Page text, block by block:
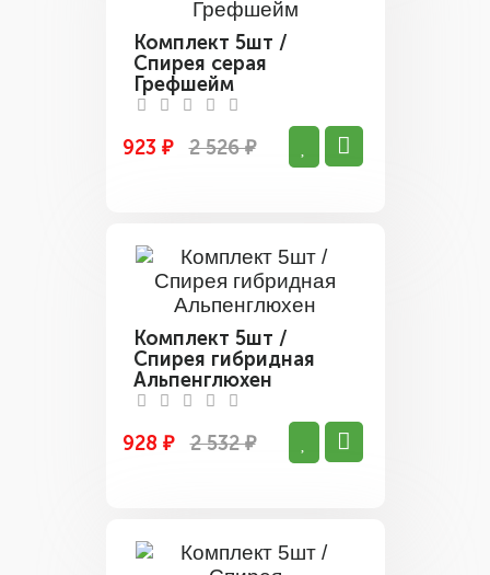
Комплект 5шт /
Спирея серая
Грефшейм
923 ₽ 2 526 ₽
Комплект 5шт /
Спирея гибридная
Альпенглюхен
928 ₽ 2 532 ₽